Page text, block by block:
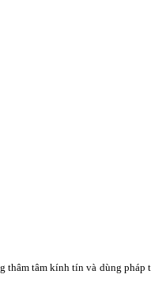
thâm tâm kính tín và dùng